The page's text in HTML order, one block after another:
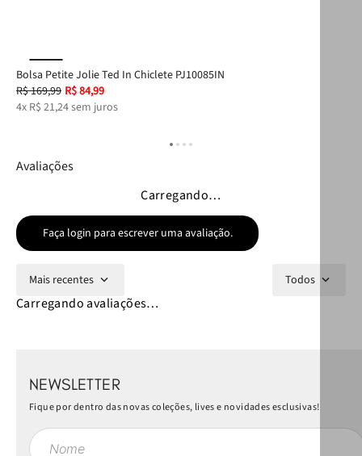
Bolsa Petite Jolie Ted In Chiclete PJ10085IN
R$169,99 R$84,99
4x R$ 21,24sem juros
Avaliações
Carregando…
Faça login para escrever uma avaliação.
Mais recentes Todos
Carregando avaliações…
NEWSLETTER
Fique por dentro das novas coleções, lives e novidades esclusivas!